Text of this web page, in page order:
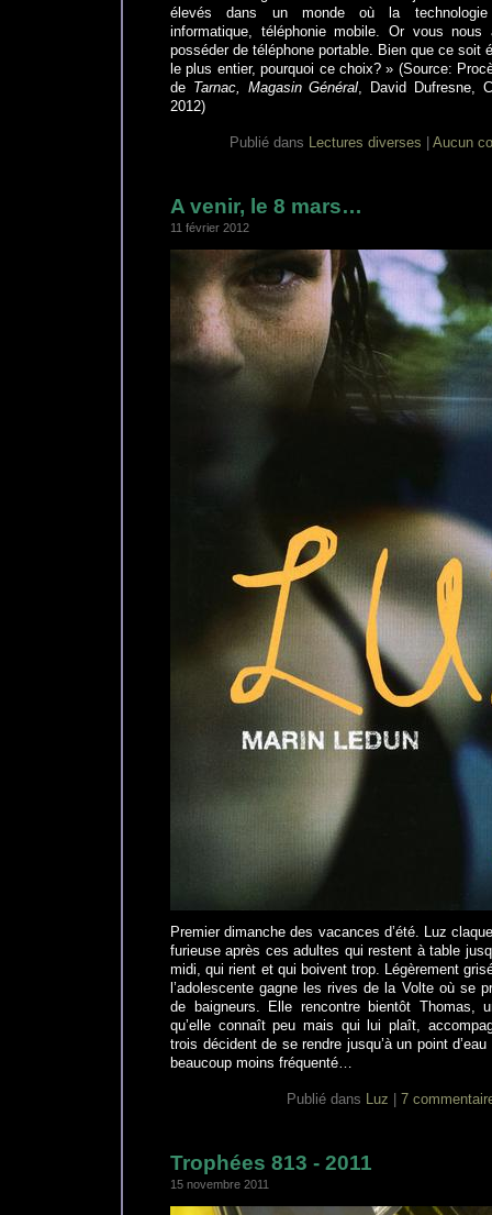
élevés dans un monde où la technologie
informatique, téléphonie mobile. Or vous
posséder de téléphone portable. Bien que ce soit
le plus entier, pourquoi ce choix? » (Source:
de Tarnac, Magasin Général , David Dufresne,
2012)
Publié dans Lectures diverses Aucun
A venir, le 8 mars…
11 février 2012
Premier dimanche des vacances d’été. Luz
furieuse après ces adultes qui restent à table
midi, qui rient et qui boivent trop. Légèrement
l’adolescente gagne les rives de la Volte où se
de baigneurs. Elle rencontre bientôt Thomas,
qu’elle connaît peu mais qui lui plaît,
trois décident de se rendre jusqu’à un point
beaucoup moins fréquenté…
Publié dans Luz 7
Trophées 813 - 2011
15 novembre 2011